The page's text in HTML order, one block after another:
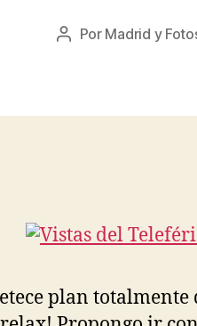
Autor
Por Madrid y
plan totalmente